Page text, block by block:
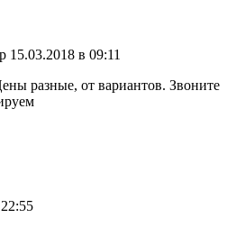
15.03.2018 в 09:11
разные, от вариантов. Звоните